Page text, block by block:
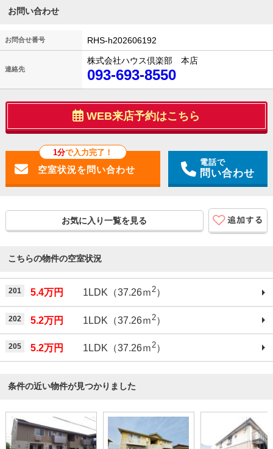
お問い合わせ
お問合せ番号 RHS-h202606192
連絡先
株式会社ハウス倶楽部 本店
093-693-8550
WEB来店予約はこちら
1分で入力完了！
電話で
問い合わせ
お気に入り一覧を見る
こちらの物件の空室状況
201 5.4万円 1LDK（37.26ｍ2）
202 5.2万円 1LDK（37.26ｍ 2）
205 5.2万円 1LDK（37.26ｍ 2）
条件の近い物件が見つかりました